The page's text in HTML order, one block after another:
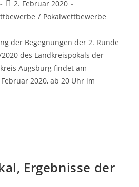
Beitrag
veröffentlicht:
2. Februar 2020
/ Pokalwettbewerbe
der Begegnungen der 2. Runde
des Landkreispokals der
Augsburg findet am
2020, ab 20 Uhr im
Ergebnisse der